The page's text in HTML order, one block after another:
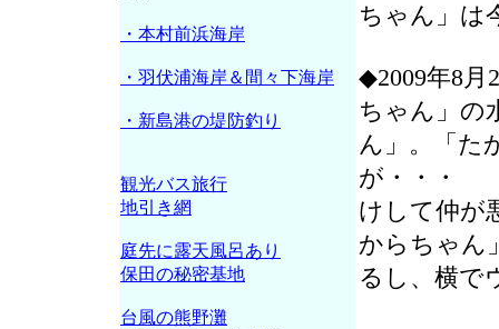
ちゃん」は
◆2009年8
ちゃん」の
ん」。「た
が・・・
けして仲が
からちゃん
るし、横で
・本村前浜海岸
・羽伏浦海岸＆間々下海岸
・新島港の堤防釣り
観光バス旅行
地引き網
庭先に露天風呂あり
保田の秘密基地
台風の熊野灘